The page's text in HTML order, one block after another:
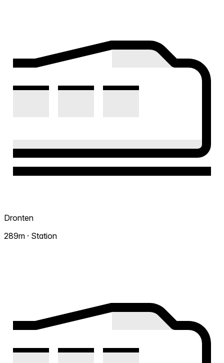
Dronten
289m · Station